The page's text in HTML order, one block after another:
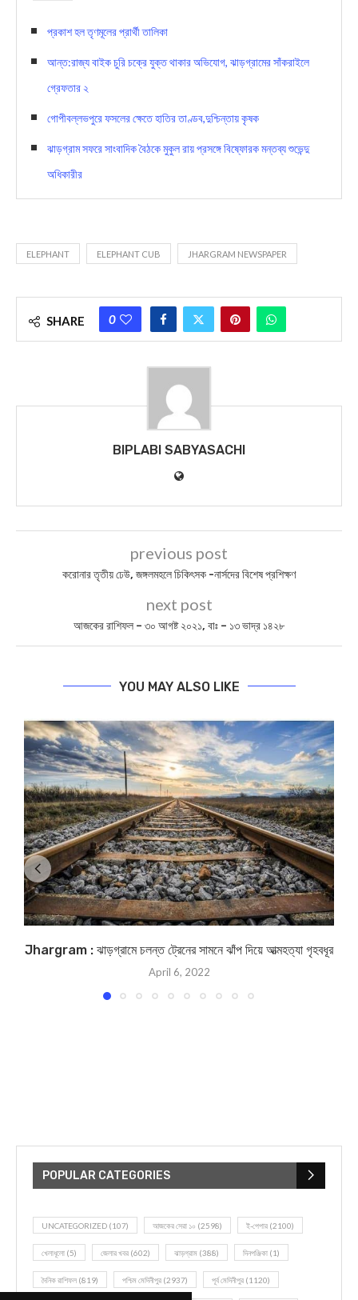
প্রকাশ হল তৃণমূলের প্রার্থী তালিকা
আন্ত:রাজ্য বাইক চুরি চক্রে যুক্ত থাকার অভিযোগ, ঝাড়গ্রামের সাঁকরাইলে
গ্রেফতার ২
গোপীবল্লভপুরে ফসলের ক্ষেতে হাতির তাণ্ডব,দুশ্চিন্তায় কৃষক
ঝাড়গ্রাম সফরে সাংবাদিক বৈঠকে মুকুল রায় প্রসঙ্গে বিষ্ফোরক মন্তব্য শুভেন্দু
অধিকারীর
ELEPHANT ELEPHANT CUB JHARGRAM NEWSPAPER
SHARE 0
BIPLABI SABYASACHI
previous post
করোনার তৃতীয় ঢেউ, জঙ্গলমহলে চিকিৎসক -নার্সদের বিশেষ প্রশিক্ষণ
next post
আজকের রাশিফল – ৩০ আগষ্ট ২০২১, বাঃ – ১৩ ভাদ্র ১৪২৮
YOU MAY ALSO LIKE
Jhargram : ঝাড়গ্রামে চলন্ত ট্রেনের সামনে ঝাঁপ দিয়ে আত্মহত্যা গৃহবধূর
April 6, 2022
POPULAR CATEGORIES
UNCATEGORIZED (107) আজকের সেরা ১০ (2598) ই-পেপার (2100)
খেলাধূলো (5) জেলার খবর (602) ঝাড়গ্রাম (388) দিনপঞ্জিকা (1)
দৈনিক রাশিফল (819) পশ্চিম মেদিনীপুর (2937) পূর্ব মেদিনীপুর (1120)